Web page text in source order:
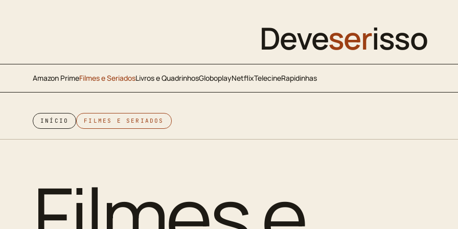
Deveserisso
Amazon PrimeFilmes e SeriadosLivros e QuadrinhosGloboplayNetflixTelecineRapidinhas
INÍCIO FILMES E SERIADOS